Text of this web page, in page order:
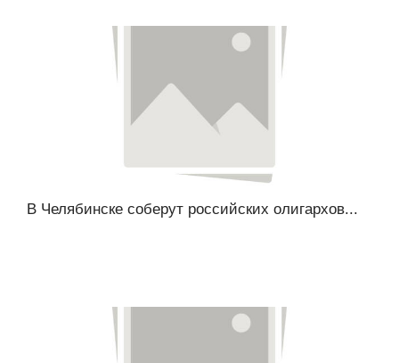
В Челябинске соберут российских олигархов...